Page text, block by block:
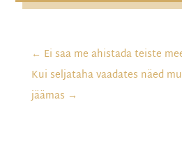
← Ei saa me ahistada teiste
Kui seljataha vaadates näed
jäämas →